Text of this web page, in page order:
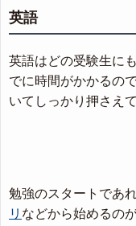
英語
英語はどの受験生に
でに時間がかかるの
いてしっかり押さえ
勉強のスタートであれ
リ などから始めるの